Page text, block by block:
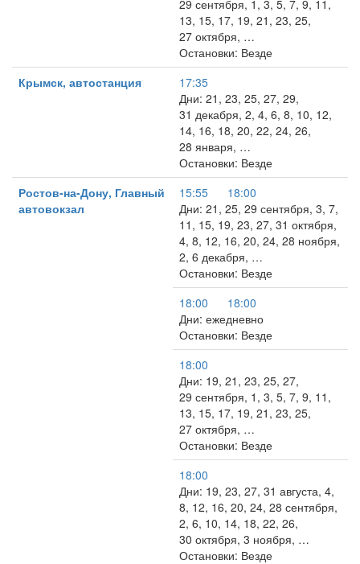
29 сентября, 1, 3, 5, 7, 9, 11,
13, 15, 17, 19, 21, 23, 25,
27 октября, …
Остановки: Везде
Крымск, автостанция
17:35
Дни: 21, 23, 25, 27, 29,
31 декабря, 2, 4, 6, 8, 10, 12,
14, 16, 18, 20, 22, 24, 26,
28 января, …
Остановки: Везде
Ростов-на-Дону, Главный
автовокзал
15:55
18:00
Дни: 21, 25, 29 сентября, 3, 7,
11, 15, 19, 23, 27, 31 октября,
4, 8, 12, 16, 20, 24, 28 ноября,
2, 6 декабря, …
Остановки: Везде
18:00
18:00
Дни: ежедневно
Остановки: Везде
18:00
Дни: 19, 21, 23, 25, 27,
29 сентября, 1, 3, 5, 7, 9, 11,
13, 15, 17, 19, 21, 23, 25,
27 октября, …
Остановки: Везде
18:00
Дни: 19, 23, 27, 31 августа, 4,
8, 12, 16, 20, 24, 28 сентября,
2, 6, 10, 14, 18, 22, 26,
30 октября, 3 ноября, …
Остановки: Везде